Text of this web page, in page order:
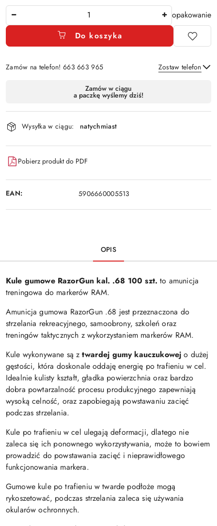
opakowanie
Do koszyka
Zamów na telefon! 663 663 965 Zostaw telefon
Wyślij
dostawa
Zamów w ciągu
a paczkę wyślemy dziś!
Wysyłka w ciągu: natychmiast
Pobierz produkt do PDF
EAN: 5906660005513
OPIS
Kule gumowe RazorGun kal. .68 100 szt. to amunicja
treningowa do markerów RAM.
Amunicja gumowa RazorGun .68 jest przeznaczona do
strzelania rekreacyjnego, samoobrony, szkoleń oraz
treningów taktycznych z wykorzystaniem markerów RAM.
Kule wykonywane są z twardej gumy kauczukowej o dużej
gęstości, która doskonale oddaję energię po trafieniu w cel.
Idealnie kulisty kształt, gładka powierzchnia oraz bardzo
dobra powtarzalność procesu produkcyjnego zapewniają
wysoką celność, oraz zapobiegają powstawaniu zacięć
podczas strzelania.
Kule po trafieniu w cel ulegają deformacji, dlatego nie
zaleca się ich ponownego wykorzystywania, może to bowiem
prowadzić do powstawania zacięć i nieprawidłowego
funkcjonowania markera.
Gumowe kule po trafieniu w twarde podłoże mogą
rykoszetować, podczas strzelania zaleca się używania
okularów ochronnych.